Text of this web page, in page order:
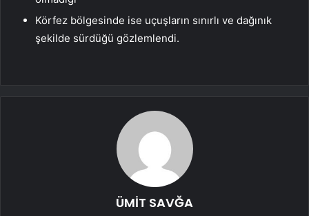
Körfez bölgesinde ise uçuşların sınırlı ve dağınık
şekilde sürdüğü gözlemlendi.
ÜMİT SAVĞA